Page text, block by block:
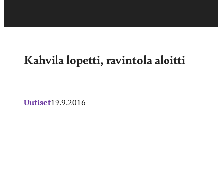
Kahvila lopetti, ravintola aloitti
Uutiset19.9.2016